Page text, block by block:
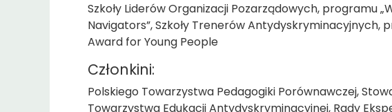
Szkoły Liderów Organizacji Pozarządowych, programu
Navigators”, Szkoły Trenerów
Award for Young People
Członkini:
Polskiego Towarzystwa Pedagogiki Porównawczej,
Towarzystwa Edukacji Antydyskryminacyjnej, Rady